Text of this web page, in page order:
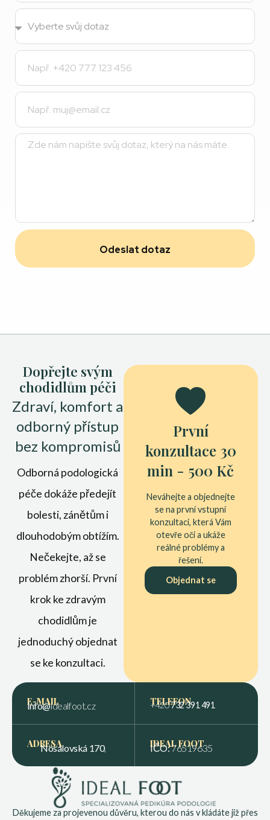
Odeslat dotaz
Dopřejte svým
chodidlům péči
Zdraví, komfort a
odborný přístup
bez kompromisů
Odborná podologická
péče dokáže předejít
bolesti, zánětům i
dlouhodobým obtížím.
Nečekejte, až se
problém zhorší. První
krok ke zdravým
chodidlům je
jednoduchý objednat
se ke konzultaci.
První
konzultace 30
min - 500 Kč
Neváhejte a objednejte
se na první vstupní
konzultaci, která Vám
otevře oči a ukáže
reálné problémy a
řešení.
Objednat se
E-MAIL
info@idealfoot.cz TELEFON
+420732 391 491
ADRESA
Nosálovská 170, IDEAL FOOT
IČO:76519635
Děkujeme za projevenou důvěru, kterou do nás v kládáte již přes